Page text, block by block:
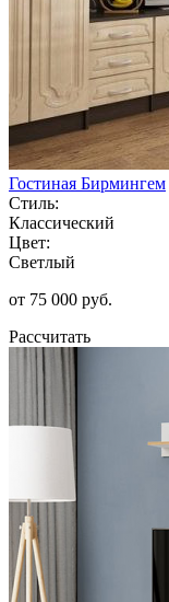
Гостиная Бирмингем
Стиль:
Классический
Цвет:
Светлый
от 75 000 руб.
Рассчитать